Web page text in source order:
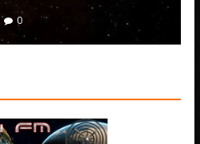
4 julio, 2026 Txus